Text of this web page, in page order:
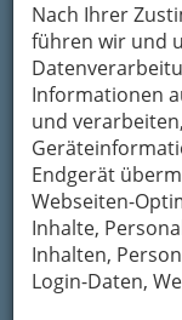
Nach Ihrer
führen wir und
Informationen
und
Endgerät
Webseiten-
Inhalte,
Inhalten,
Login-Daten,
Navigation